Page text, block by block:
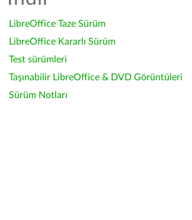
LibreOffice Taze Sürüm
LibreOffice Kararlı Sürüm
Test sürümleri
Taşınabilir LibreOffice & DVD Görüntüleri
Sürüm Notları